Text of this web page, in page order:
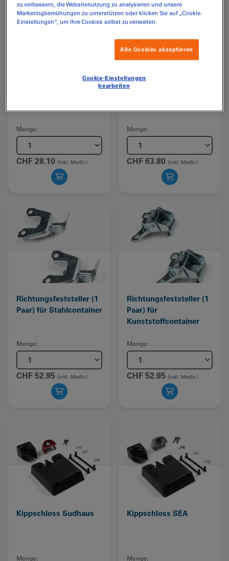
Rad 200er für 2-Räder-
Menge:
CHF 28.10 (inkl. MwSt.)
Räder Komplettsatz
Menge:
CHF 63.80 (inkl. MwSt.)
Richtungsfeststeller (1
Paar) für Stahlcontainer
Menge:
CHF 52.95 (inkl. MwSt.)
Richtungsfeststeller (1
Paar) für
Kunststoffcontainer
Menge:
CHF 52.95 (inkl. MwSt.)
Kippschloss Sudhaus
Menge:
Kippschloss SEA
Menge:
zu verbessern, die Websitenutzung zu analysieren und unsere
Marketingbemühungen zu unterstützen oder klicken Sie auf „Cookie-
Einstellungen“, um Ihre Cookies selbst zu verwalten.
Alle Cookies akzeptieren
Cookie-Einstellungen
bearbeiten